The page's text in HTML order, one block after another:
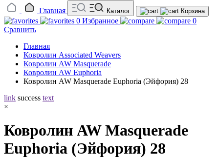
Главная
Каталог Корзина
0 Избранное
0
Сравнить
Главная
Ковролин Associated Weavers
Ковролин AW Masquerade
Ковролин AW Euphoria
Ковролин AW Masquerade Euphoria (Эйфория) 28
link success text
×
Ковролин AW Masquerade
Euphoria (Эйфория) 28